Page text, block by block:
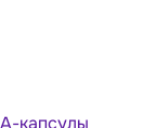
капсулы